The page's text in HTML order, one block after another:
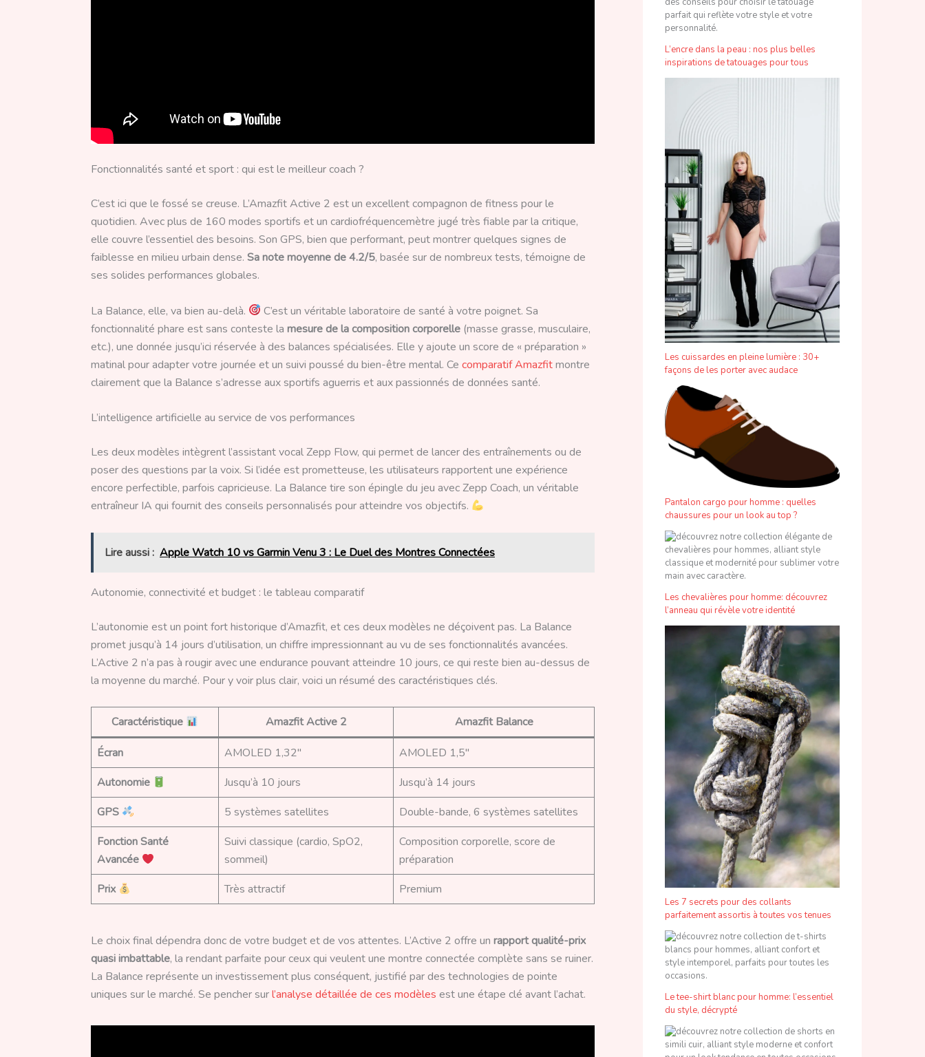
Fonctionnalités santé et sport : qui est le meilleur coach ?
C’est ici que le fossé se creuse. L’Amazfit Active 2 est un excellent compagnon de fitness pour le
quotidien. Avec plus de 160 modes sportifs et un cardiofréquencemètre jugé très fiable par la critique,
elle couvre l’essentiel des besoins. Son GPS, bien que performant, peut montrer quelques signes de
faiblesse en milieu urbain dense. Sa note moyenne de 4.2/5, basée sur de nombreux tests, témoigne de
ses solides performances globales.
La Balance, elle, va bien au-delà.
C’est un véritable laboratoire de santé à votre poignet. Sa
fonctionnalité phare est sans conteste la mesure de la composition corporelle (masse grasse, musculaire,
etc.), une donnée jusqu’ici réservée à des balances spécialisées. Elle y ajoute un score de « préparation »
matinal pour adapter votre journée et un suivi poussé du bien-être mental. Ce comparatif Amazfitmontre
clairement que la Balance s’adresse aux sportifs aguerris et aux passionnés de données santé.
L’intelligence artificielle au service de vos performances
Les deux modèles intègrent l’assistant vocal Zepp Flow, qui permet de lancer des entraînements ou de
poser des questions par la voix. Si l’idée est prometteuse, les utilisateurs rapportent une expérience
encore perfectible, parfois capricieuse. La Balance tire son épingle du jeu avec Zepp Coach, un véritable
entraîneur IA qui fournit des conseils personnalisés pour atteindre vos objectifs.
Lire aussi : Apple Watch 10 vs Garmin Venu 3 : Le Duel des Montres Connectées
Autonomie, connectivité et budget : le tableau comparatif
L’autonomie est un point fort historique d’Amazfit, et ces deux modèles ne déçoivent pas. La Balance
promet jusqu’à 14 jours d’utilisation, un chiffre impressionnant au vu de ses fonctionnalités avancées.
L’Active 2 n’a pas à rougir avec une endurance pouvant atteindre 10 jours, ce qui reste bien au-dessus de
la moyenne du marché. Pour y voir plus clair, voici un résumé des caractéristiques clés.
Caractéristique Amazfit Active 2 Amazfit Balance
Écran AMOLED 1,32″
AMOLED 1,5″
Autonomie
Jusqu’à 10 jours
Jusqu’à 14 jours
GPS
5 systèmes satellites
Double-bande, 6 systèmes satellites
Fonction Santé
Avancée
Suivi classique (cardio, SpO2,
sommeil)
Composition corporelle, score de
préparation
Prix
Très attractif Premium
Le choix final dépendra donc de votre budget et de vos attentes. L’Active 2 offre un rapport qualité-prix
quasi imbattable, la rendant parfaite pour ceux qui veulent une montre connectée complète sans se ruiner.
La Balance représente un investissement plus conséquent, justifié par des technologies de pointe
uniques sur le marché. Se pencher surl’analyse détaillée de ces modèles est une étape clé avant l’achat.
L’encre dans la peau : nos plus belles
inspirations de tatouages pour tous
Les cuissardes en pleine lumière : 30+
façons de les porter avec audace
Pantalon cargo pour homme : quelles
chaussures pour un look au top ?
Les chevalières pour homme: découvrez
l’anneau qui révèle votre identité
Les 7 secrets pour des collants
parfaitement assortis à toutes vos tenues
Le tee-shirt blanc pour homme: l’essentiel
du style, décrypté